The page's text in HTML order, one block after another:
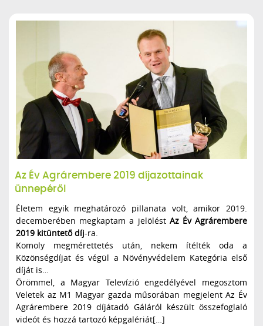
Az Év Agrárembere 2019 díjazottainak
ünnepéről
Életem egyik meghatározó pillanata volt, amikor 2019.
decemberében megkaptam a jelölést Az Év Agrárembere
2019 kitüntető díj-ra.
Komoly megmérettetés után, nekem ítélték oda a
Közönségdíjat és végül a Növényvédelem Kategória első
díját is…
Örömmel, a Magyar Televízió engedélyével megosztom
Veletek az M1 Magyar gazda műsorában megjelent Az Év
Agrárembere 2019 díjátadó Gáláról készült összefoglaló
videót és hozzá tartozó képgalériát[…]